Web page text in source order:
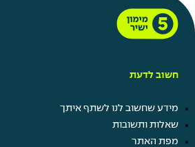
חשוב לדעת
מידע שחשוב לנו לשתף איתך
שאלות ותשובות
מפת האתר